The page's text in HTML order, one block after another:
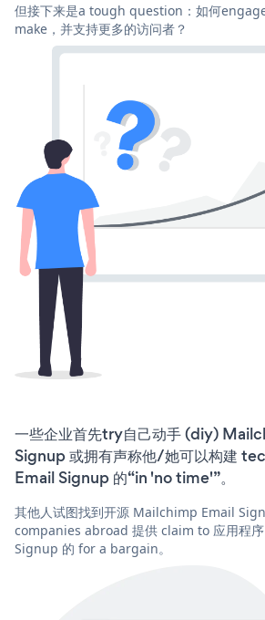
但接下来是a tough question：如何
make，并支持更多的访问者？
一些企业首先try自己动手 (diy)
Signup 或拥有声称他/她可以构建
Email Signup 的“in 'no time'”。
其他人试图找到开源 Mailchimp Email
companies abroad 提供 claim to 应用程
Signup 的 for a bargain。